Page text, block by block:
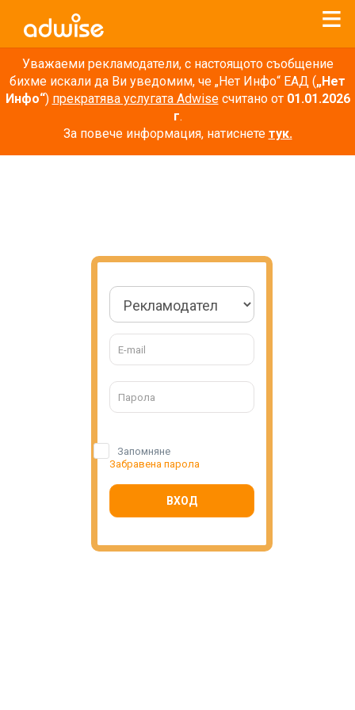
Уважаеми рекламодатели, с настоящото съобщение
бихме искали да Ви уведомим, че „Нет Инфо“ ЕАД („Нет
Инфо“) прекратява услугата Adwiseсчитано от 01.01.2026
г.
За повече информация, натиснете тук.
Запомняне
Забравена парола
ВХОД